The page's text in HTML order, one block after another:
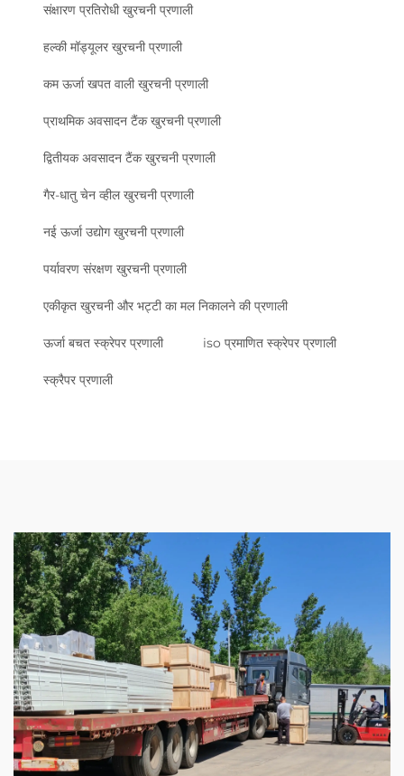
संक्षारण प्रतिरोधी खुरचनी प्रणाली
हल्की मॉड्यूलर खुरचनी प्रणाली
कम ऊर्जा खपत वाली खुरचनी प्रणाली
प्राथमिक अवसादन टैंक खुरचनी प्रणाली
द्वितीयक अवसादन टैंक खुरचनी प्रणाली
गैर-धातु चेन व्हील खुरचनी प्रणाली
नई ऊर्जा उद्योग खुरचनी प्रणाली
पर्यावरण संरक्षण खुरचनी प्रणाली
एकीकृत खुरचनी और भट्टी का मल निकालने की प्रणाली
ऊर्जा बचत स्क्रेपर प्रणाली iso प्रमाणित स्क्रेपर प्रणाली
स्क्रैपर प्रणाली